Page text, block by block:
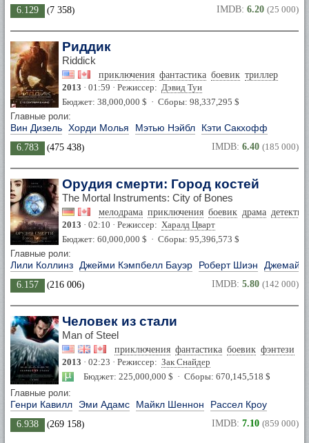
6.129 (7 358) IMDB: 6.20 (25 000)
Риддик
Riddick
приключения фантастика боевик триллер
2013 · 01:59 · Режиссер: Дэвид Туи
Бюджет: 38,000,000 $ · Сборы: 98,337,295 $
Главные роли:
Вин Дизель Хорди Молья Мэтью Нэйбл Кэти Сакхофф
6.783 (475 438) IMDB: 6.40 (185 000)
Орудия смерти: Город костей
The Mortal Instruments: City of Bones
мелодрама приключения боевик драма детектив
2013 · 02:10 · Режиссер: Харалд Цварт
Бюджет: 60,000,000 $ · Сборы: 95,396,573 $
Главные роли:
Лили Коллинз Джейми Кэмпбелл Бауэр Роберт Шиэн
6.157 (216 006) IMDB: 5.80 (142 000)
Человек из стали
Man of Steel
приключения фантастика боевик фэнтези
2013 · 02:23 · Режиссер: Зак Снайдер
Бюджет: 225,000,000 $ · Сборы: 670,145,518 $
Главные роли:
Генри Кавилл Эми Адамс Майкл Шеннон Рассел Кроу
6.938 (269 158) IMDB: 7.10 (859 000)